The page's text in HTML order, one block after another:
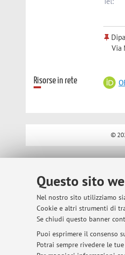
Questo sito
Nel nostro sito utilizziamo
Cookie e altri strumenti di
Se chiudi questo banner
Puoi esprimere il consenso
Potrai sempre rivedere le
Via
Risorse in rete
©